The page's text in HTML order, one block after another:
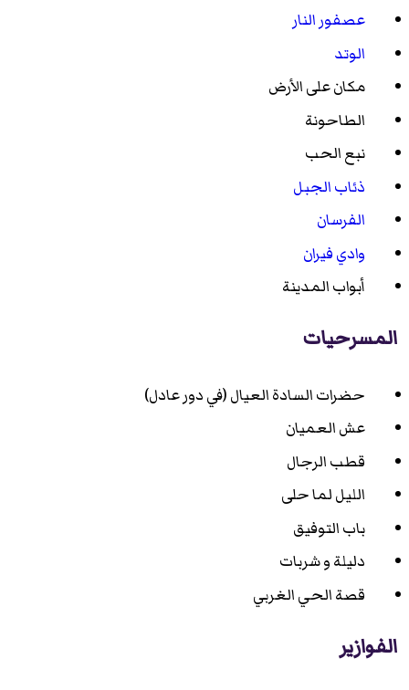
عصفور النار
الوتد
مكان على الأرض
الطاحونة
نبع الحب
ذئاب الجبل
الفرسان
وادي فيران
أبواب المدينة
المسرحيات
حضرات السادة العيال (في دور عادل)
عش العميان
قطب الرجال
الليل لما حلى
باب التوفيق
دليلة و شربات
قصة الحي الغربي
الفوازير